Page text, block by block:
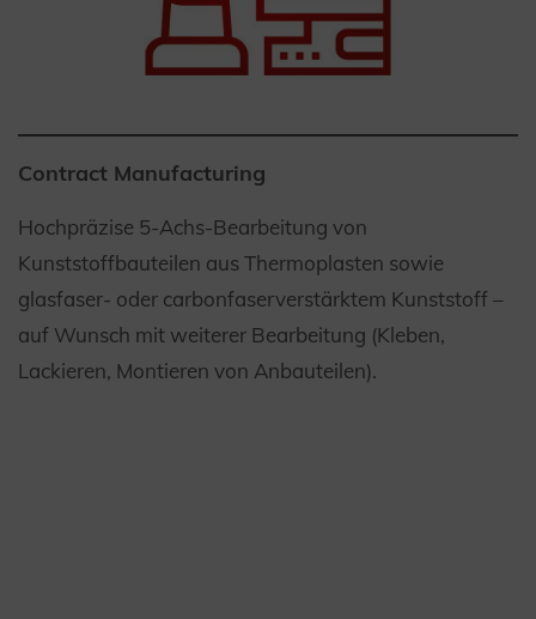
Contract Manufacturing
Hochpräzise 5-Achs-Bearbeitung von
Kunststoffbauteilen aus Thermoplasten sowie
glasfaser- oder carbonfaserverstärktem Kunststoff –
auf Wunsch mit weiterer Bearbeitung (Kleben,
Lackieren, Montieren von Anbauteilen).